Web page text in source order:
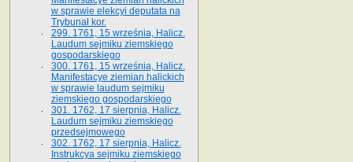
w sprawie elekcyi deputata na
Trybunał kor.
299. 1761, 15 września, Halicz.
Laudum sejmiku ziemskiego
gospodarskiego
300. 1761, 15 września, Halicz.
Manifestacye ziemian halickich
w sprawie laudum sejmiku
ziemskiego gospodarskiego
301. 1762, 17 sierpnia, Halicz.
Laudum sejmiku ziemskiego
przedsejmowego
302. 1762, 17 sierpnia, Halicz.
Instrukcya sejmiku ziemskiego